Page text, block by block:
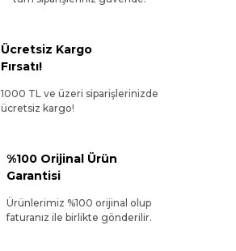
Ücretsiz Kargo
Fırsatı!
1000 TL ve üzeri siparişlerinizde
ücretsiz kargo!
%100 Orijinal Ürün
Garantisi
Ürünlerimiz %100 orijinal olup
faturanız ile birlikte gönderilir.